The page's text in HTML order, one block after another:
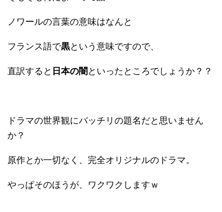
ノワールの言葉の意味はなんと
フランス語で黒という意味ですので、
直訳すると 日本の闇 といったところでしょうか？？
ドラマの世界観にバッチリの題名だと思いません
か？
原作とか一切なく、完全オリジナルのドラマ。
やっぱそのほうが、ワクワクしますｗ